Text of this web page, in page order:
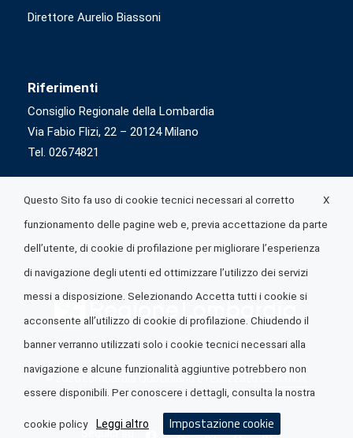
Direttore Aurelio Biassoni
Riferimenti
Consiglio Regionale della Lombardia
Via Fabio Flizi, 22 – 20124 Milano
Tel. 02674821
© 2026 Lombardia Quotidiano è realizzato daA.R.I.A.
Seguici su
X
Questo Sito fa uso di cookie tecnici necessari al corretto
funzionamento delle pagine web e, previa accettazione da parte
dell’utente, di cookie di profilazione per migliorare l’esperienza
di navigazione degli utenti ed ottimizzare l’utilizzo dei servizi
messi a disposizione. Selezionando Accetta tutti i cookie si
acconsente all’utilizzo di cookie di profilazione. Chiudendo il
banner verranno utilizzati solo i cookie tecnici necessari alla
navigazione e alcune funzionalità aggiuntive potrebbero non
essere disponibili. Per conoscere i dettagli, consulta la nostra
cookie policy Leggi altro Impostazione cookie